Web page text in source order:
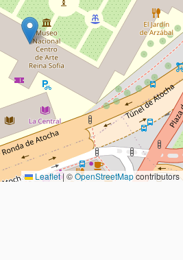
Leaflet|©OpenStreetMapcontributors